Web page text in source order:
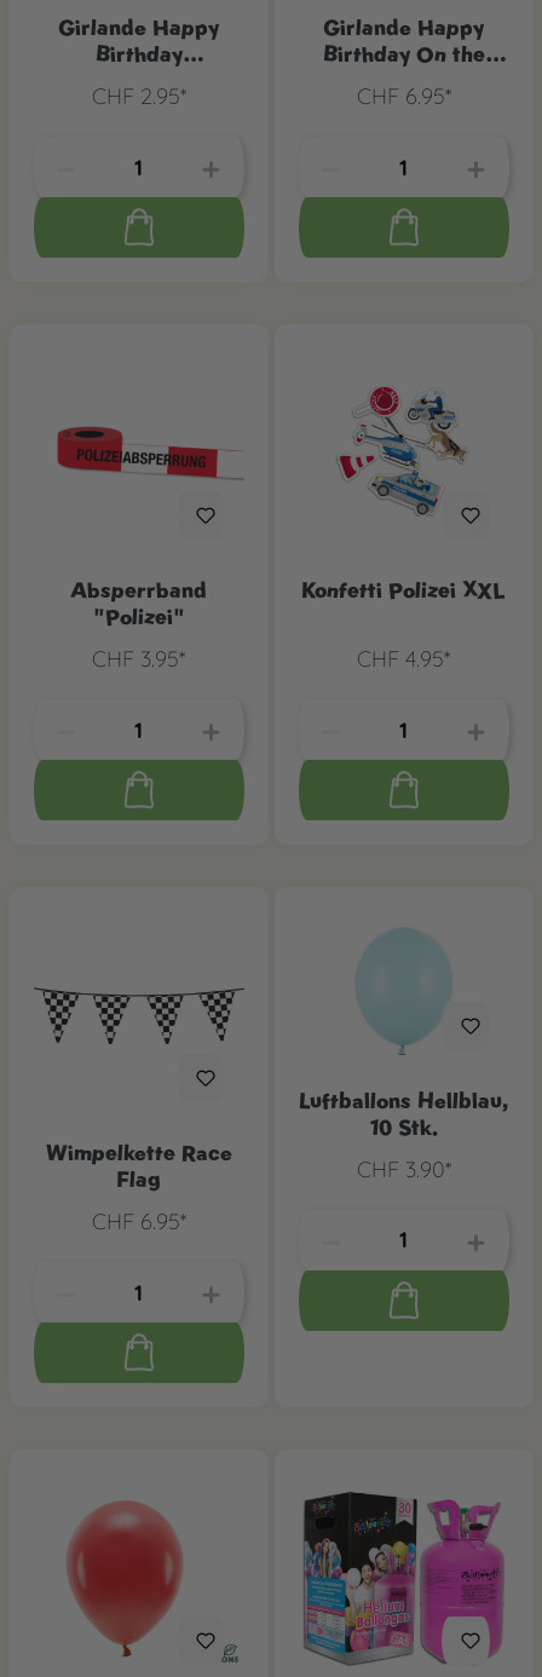
Girlande Happy
Birthday
CHF 2.95*
Girlande Happy
Birthday On the
CHF 6.95*
Absperrband
"Polizei"
CHF 3.95*
Konfetti Polizei XXL
CHF 4.95*
Wimpelkette Race
Flag
CHF 6.95*
Luftballons Hellblau,
10 Stk.
CHF 3.90*